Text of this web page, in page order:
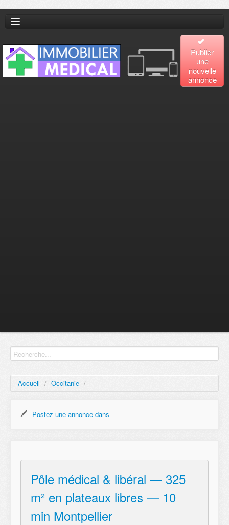
Publier
une
nouvelle
annonce
Accueil / Occitanie /
Postez une annonce dans
Pôle médical & libéral — 325
m² en plateaux libres — 10
min Montpellier